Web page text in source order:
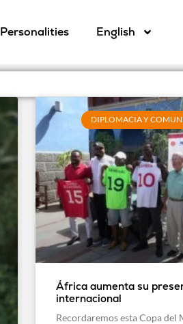
Personalities English
DIPLOMACIA Y
África aumenta su
internacional
Recordaremos esta Copa del